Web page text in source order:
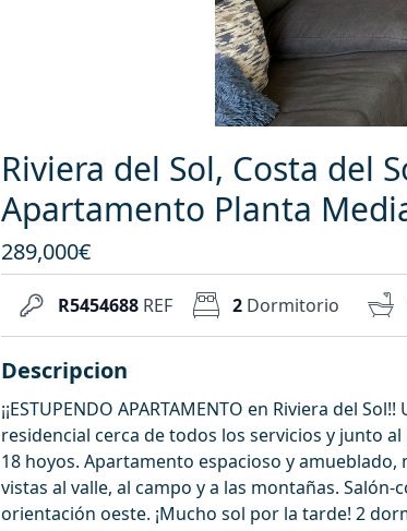
Riviera del Sol, Costa del
Apartamento Planta
289,000€
R5454688 REF 2 Dormitorio
Descripcion
¡¡ESTUPENDO APARTAMENTO en Riviera del
residencial cerca de todos los servicios y junto
18 hoyos. Apartamento espacioso y
vistas al valle, al campo y a las montañas.
orientación oeste. ¡Mucho sol por la tarde! 2